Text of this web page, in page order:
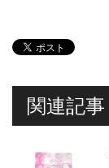
関連記事